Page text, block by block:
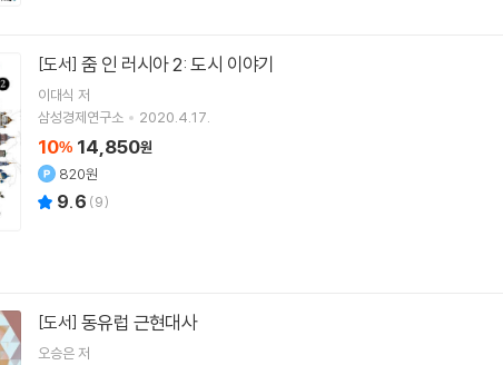
[도서] 줌 인 러시아 2: 도시 이야기
이대식 저
삼성경제연구소
2020.4.17.
10% 14,850원
820원
9.6 (9)
[도서] 동유럽 근현대사
오승은저